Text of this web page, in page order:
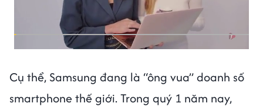
Cụ thể, Samsung đang là “ông vua” doanh số
smartphone thế giới. Trong quý 1 năm nay,